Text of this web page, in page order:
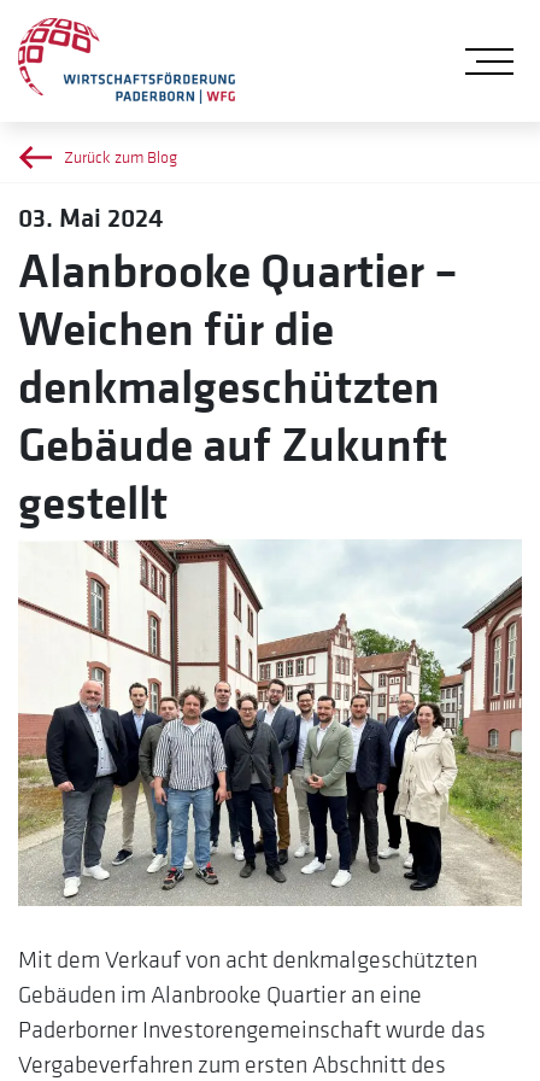
Zurück zum Blog
03. Mai 2024
Alanbrooke Quartier –
Weichen für die
denkmalgeschützten
Gebäude auf Zukunft
gestellt
Mit dem Verkauf von acht denkmalgeschützten
Gebäuden im Alanbrooke Quartier an eine
Paderborner Investorengemeinschaft wurde das
Vergabeverfahren zum ersten Abschnitt des